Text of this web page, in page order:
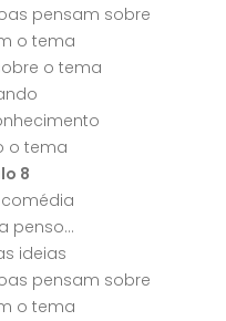
pensam sobre
o tema
o tema
o tema
8
penso...
ideias
pensam sobre
o tema